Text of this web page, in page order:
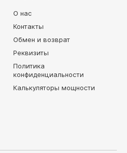
О нас
Контакты
Обмен и возврат
Реквизиты
Политика
конфиденциальности
Калькуляторы мощности